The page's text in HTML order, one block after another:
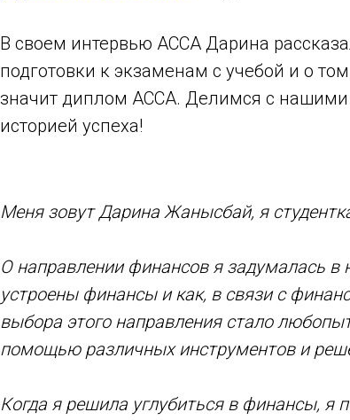
В своем интервью ACCA Дарина
подготовки к экзаменам с учебой и о
значит диплом ACCA. Делимся с нашими
историей успеха!
Меня зовут Дарина Жанысбай, я
О направлении финансов я задумалась в
устроены финансы и как, в связи с
выбора этого направления стало
помощью различных инструментов и
Когда я решила углубиться в финансы, я